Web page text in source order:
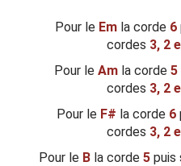
Pour le Em la corde 6
cordes 3, 2
Pour le Am la corde 5
cordes 3, 2
Pour le F# la corde 6
cordes 3, 2
Pour le B la corde 5 puis